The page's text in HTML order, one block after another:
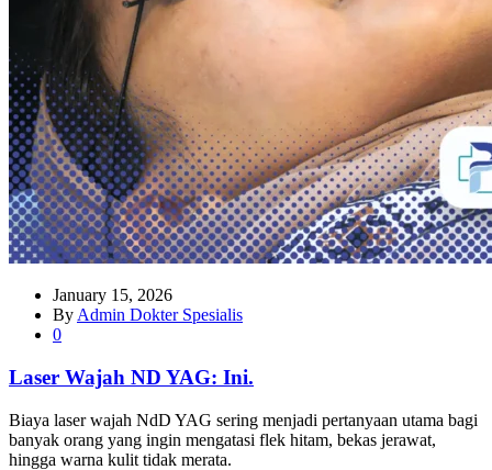
January 15, 2026
By Admin Dokter Spesialis
0
Laser Wajah ND YAG: Ini.
Biaya laser wajah NdD YAG sering menjadi pertanyaan utama bagi
banyak orang yang ingin mengatasi flek hitam, bekas jerawat,
hingga warna kulit tidak merata.